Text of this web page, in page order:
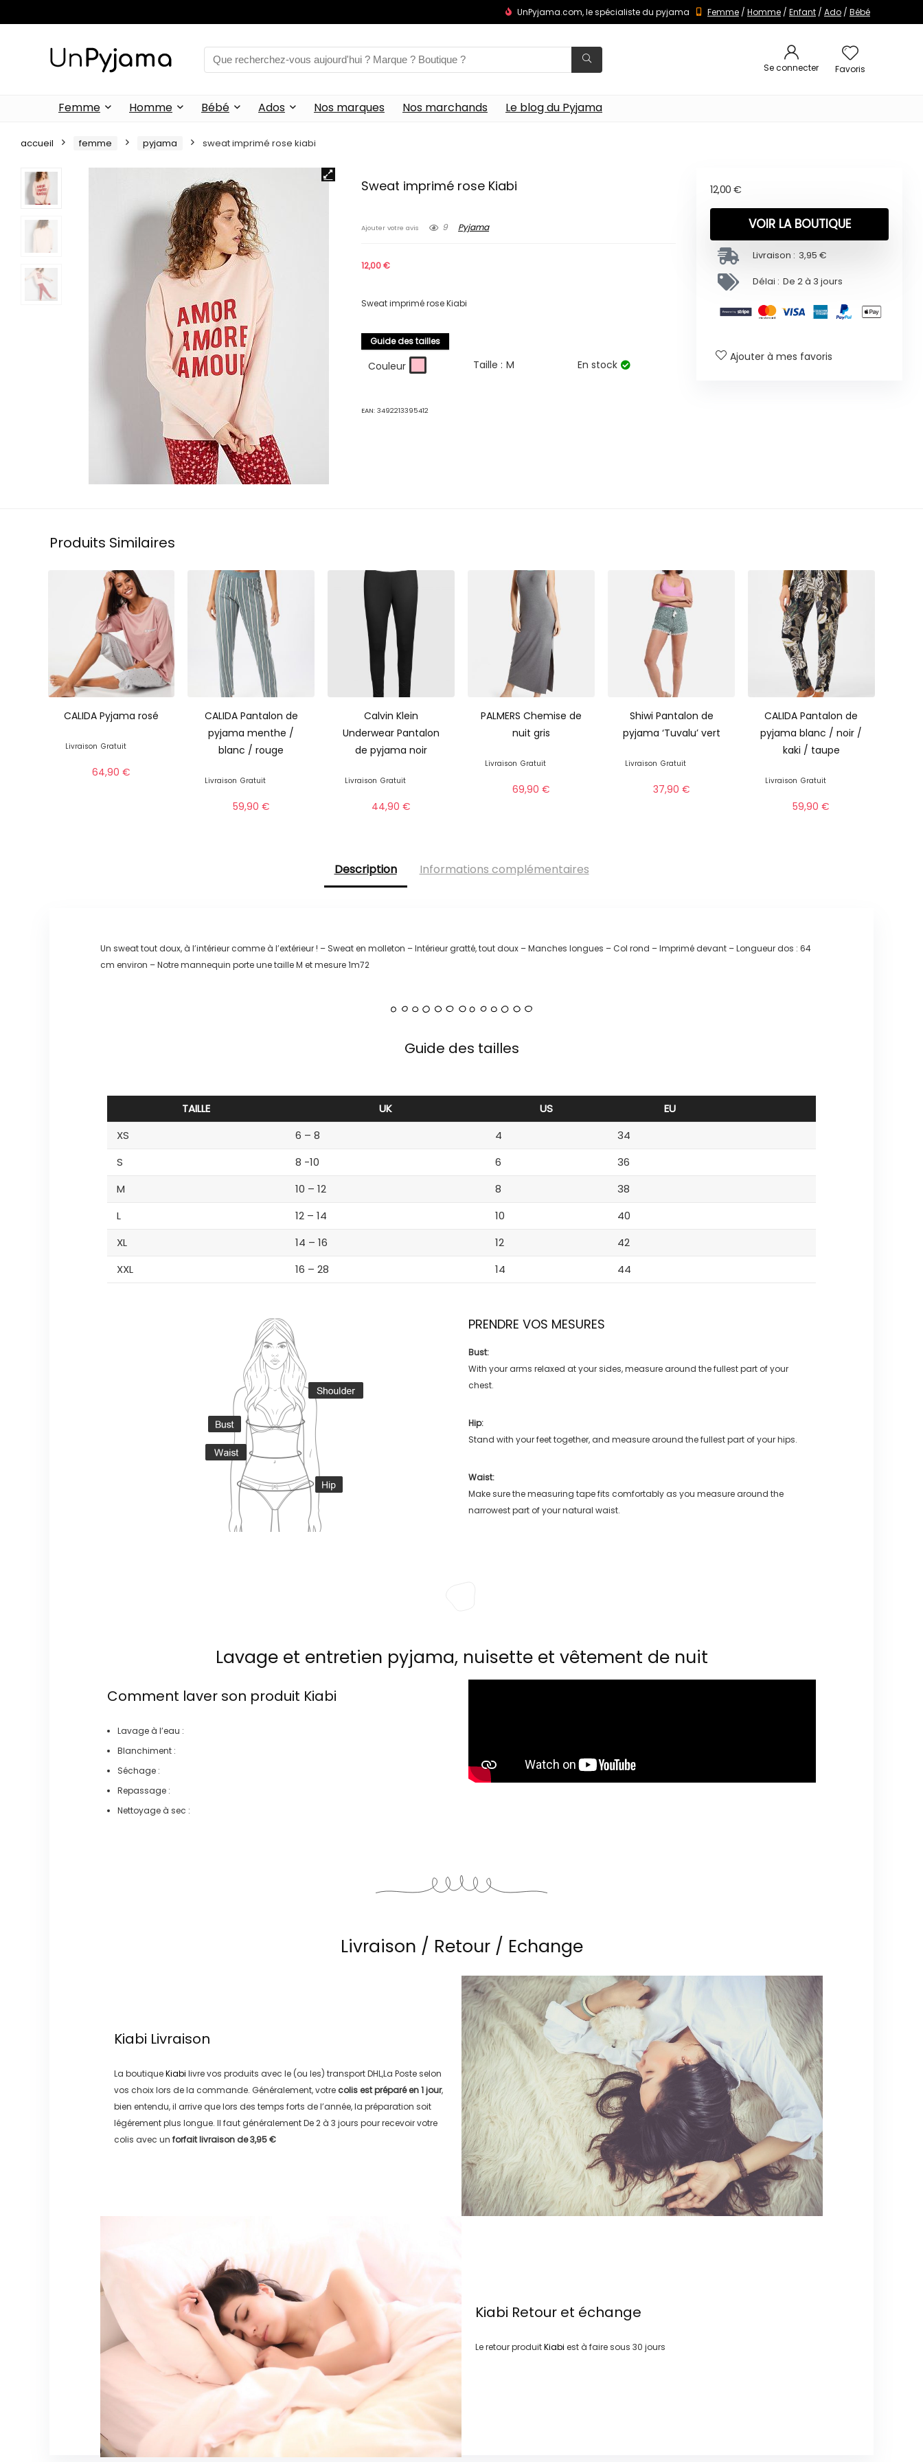
UnPyjama.com, le spécialiste du pyjama Femme / Homme / Enfant / Ado / Bébé
Se connecter Favoris
Femme Homme Bébé Ados Nos marques Nos marchands Le blog du Pyjama
accueil femme pyjama sweat imprimé rose kiabi
Sweat imprimé rose Kiabi
Ajouter votre avis 9 Pyjama
12,00€
Sweat imprimé rose Kiabi
Guide des tailles
Couleur Taille : M En stock
EAN:3492213395412
12,00 €
VOIR LA BOUTIQUE
Livraison : 3,95 €
Délai : De 2 à 3 jours
Ajouter à mes favoris
Produits Similaires
CALIDA Pyjama rosé
Livraison Gratuit
64,90 €
CALIDA Pantalon de
pyjama menthe /
blanc / rouge
Livraison Gratuit
59,90 €
Calvin Klein
Underwear Pantalon
de pyjama noir
Livraison Gratuit
44,90€
PALMERS Chemise de
nuit gris
Livraison Gratuit
69,90€
Shiwi Pantalon de
pyjama ‘Tuvalu’ vert
Livraison Gratuit
37,90 €
CALIDA Pantalon de
pyjama blanc / noir /
kaki / taupe
Livraison Gratuit
59,90€
Description Informations complémentaires
Un sweat tout doux, à l’intérieur comme à l’extérieur ! – Sweat en molleton – Intérieur gratté, tout doux – Manches longues – Col rond – Imprimé devant – Longueur dos : 64
cm environ – Notre mannequin porte une taille M et mesure 1m72
Guide des tailles
TAILLE UK US
EU
XS
6 – 8 4
34
S
8 -10 6
36
M
10 – 12 8
38
L
12 – 14 10
40
XL
14 – 16 12
42
XXL
16 – 28 14 44
PRENDRE VOS MESURES
Bust:
With your arms relaxed at your sides, measure around the fullest part of your
chest.
Hip:
Stand with your feet together, and measure around the fullest part of your hips.
Waist:
Make sure the measuring tape fits comfortably as you measure around the
narrowest part of your natural waist.
Lavage et entretien pyjama, nuisette et vêtement de nuit
Comment laver son produit Kiabi
Lavage à l’eau :
Blanchiment :
Séchage :
Repassage :
Nettoyage à sec :
Livraison / Retour / Echange
Kiabi Livraison
La boutiqueKiabi livre vos produits avec le (ou les) transportDHL,La Posteselon
vos choix lors de la commande. Généralement, votre colis est préparé en1 jour,
bien entendu, il arrive que lors des temps forts de l’année, la préparation soit
légérement plus longue. Il faut généralementDe 2 à 3 jours pour recevoir votre
colis avec un forfait livraison de3,95 €
Kiabi Retour et échange
Le retour produitKiabi est à faire sous 30 jours